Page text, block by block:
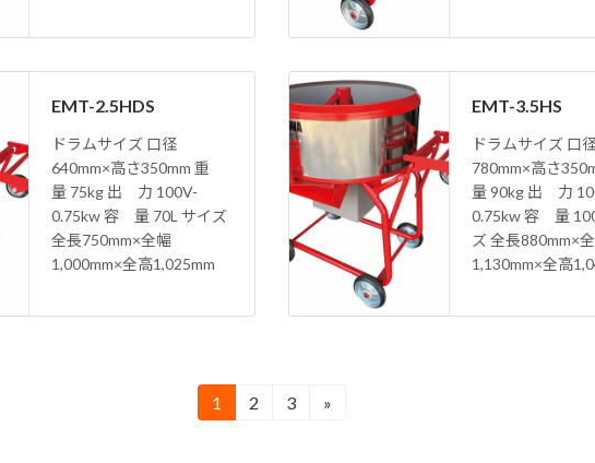
EMT-2.5HDS
ドラムサイズ 口径
640mm×高さ350mm 重
量 75kg 出 力 100V-
0.75kw 容 量 70L サイズ
全長750mm×全幅
1,000mm×全高1,025mm
EMT-3.5HS
ドラムサイズ 口
780mm×高さ
量 90kg 出 力
0.75kw 容 量
ズ 全長880mm×
1,130mm×全高
固
1
固
2
固
3 »